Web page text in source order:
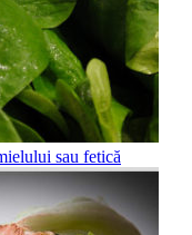
sau fetică